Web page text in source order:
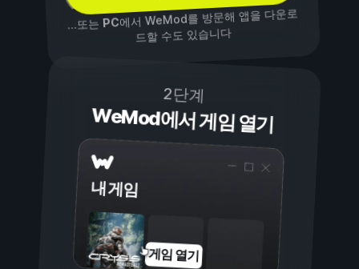
...또는PC에서 WeMod를 방문해 앱을 다운로
드할 수도 있습니다
2단계
WeMod에서 게임 열기
내 게임
게임 열기